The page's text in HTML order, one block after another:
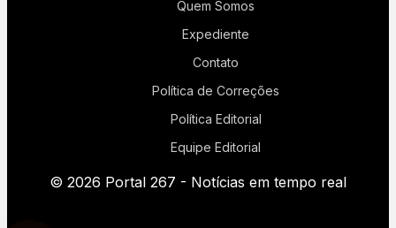
Quem Somos
Expediente
Contato
Política de Correções
Política Editorial
Equipe Editorial
© 2026 Portal 267 - Notícias em tempo real